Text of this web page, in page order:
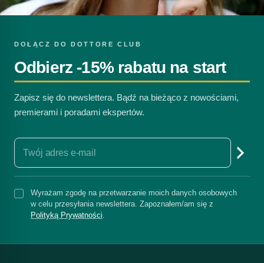
DOŁĄCZ DO DOTTORE CLUB
Odbierz -15% rabatu na start
Zapisz się do newslettera. Bądź na bieżąco z nowościami,
premierami i poradami ekspertów.
Wyrażam zgodę na przetwarzanie moich danych osobowych
w celu przesyłania newslettera. Zapoznałem/am się z
Polityką Prywatności.